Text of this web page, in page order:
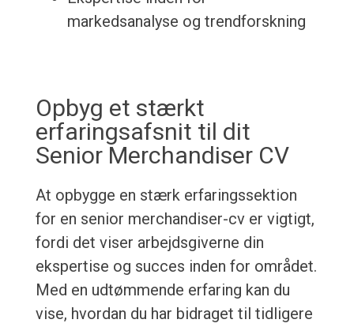
markedsanalyse og trendforskning
Opbyg et stærkt
erfaringsafsnit til dit
Senior Merchandiser CV
At opbygge en stærk erfaringssektion
for en senior merchandiser-cv er vigtigt,
fordi det viser arbejdsgiverne din
ekspertise og succes inden for området.
Med en udtømmende erfaring kan du
vise, hvordan du har bidraget til tidligere